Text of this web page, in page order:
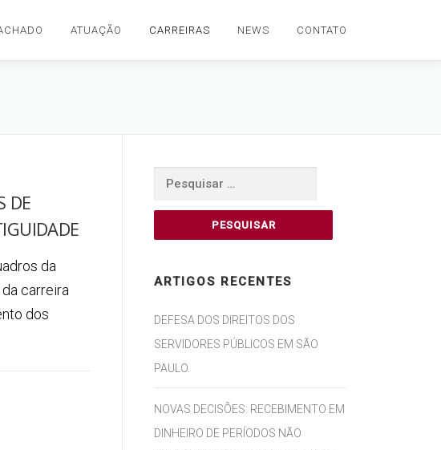
ATUAÇÃO CARREIRAS NEWS CONTATO
DE
da
carreira
dos
Pesquisar
ARTIGOS RECENTES
DEFESA DOS DIREITOS DOS
SERVIDORES PÚBLICOS EM SÃO
PAULO.
NOVAS DECISÕES: RECEBIMENTO EM
DINHEIRO DE PERÍODOS NÃO